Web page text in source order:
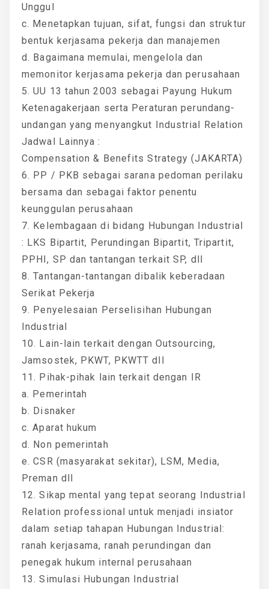
Unggul
c. Menetapkan tujuan, sifat, fungsi dan struktur
bentuk kerjasama pekerja dan manajemen
d. Bagaimana memulai, mengelola dan
memonitor kerjasama pekerja dan perusahaan
5. UU 13 tahun 2003 sebagai Payung Hukum
Ketenagakerjaan serta Peraturan perundang-
undangan yang menyangkut Industrial Relation
Jadwal Lainnya :
Compensation & Benefits Strategy (JAKARTA)
6. PP / PKB sebagai sarana pedoman perilaku
bersama dan sebagai faktor penentu
keunggulan perusahaan
7. Kelembagaan di bidang Hubungan Industrial
: LKS Bipartit, Perundingan Bipartit, Tripartit,
PPHI, SP dan tantangan terkait SP, dll
8. Tantangan-tantangan dibalik keberadaan
Serikat Pekerja
9. Penyelesaian Perselisihan Hubungan
Industrial
10. Lain-lain terkait dengan Outsourcing,
Jamsostek, PKWT, PKWTT dll
11. Pihak-pihak lain terkait dengan IR
a. Pemerintah
b. Disnaker
c. Aparat hukum
d. Non pemerintah
e. CSR (masyarakat sekitar), LSM, Media,
Preman dll
12. Sikap mental yang tepat seorang Industrial
Relation professional untuk menjadi insiator
dalam setiap tahapan Hubungan Industrial:
ranah kerjasama, ranah perundingan dan
penegak hukum internal perusahaan
13. Simulasi Hubungan Industrial